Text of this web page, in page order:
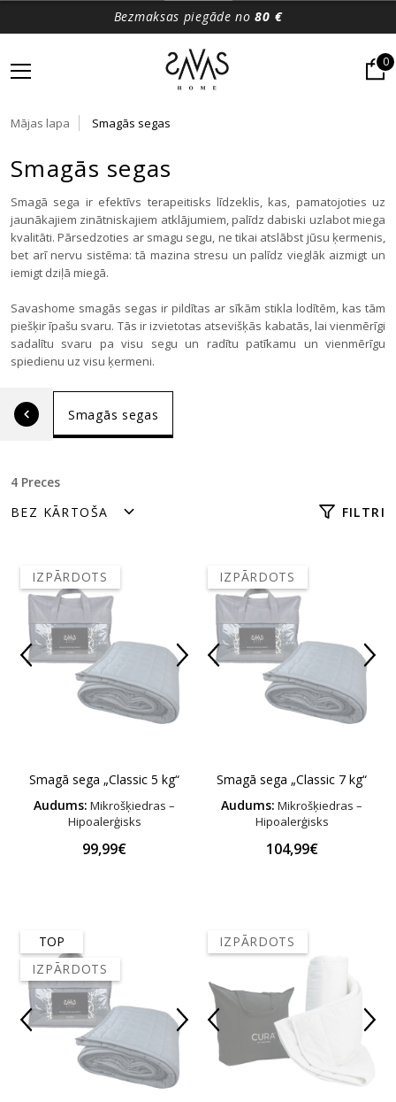
Bezmaksas piegāde no80 €
0
Mājas lapa Smagās segas
Smagās segas
Smagā sega ir efektīvs terapeitisks līdzeklis, kas, pamatojoties uz
jaunākajiem zinātniskajiem atklājumiem, palīdz dabiski uzlabot miega
kvalitāti. Pārsedzoties ar smagu segu, ne tikai atslābst jūsu ķermenis,
bet arī nervu sistēma: tā mazina stresu un palīdz vieglāk aizmigt un
iemigt dziļā miegā.
Savashome smagās segas ir pildītas ar sīkām stikla lodītēm, kas tām
piešķir īpašu svaru. Tās ir izvietotas atsevišķās kabatās, lai vienmērīgi
sadalītu svaru pa visu segu un radītu patīkamu un vienmērīgu
spiedienu uz visu ķermeni.
Smagās segas
4 Preces
FILTRI
IZPĀRDOTS
Smagā sega „Classic 5 kg“
Audums: Mikrošķiedras –
Hipoalerģisks
99,99€
IZPĀRDOTS
Smagā sega „Classic 7 kg“
Audums: Mikrošķiedras –
Hipoalerģisks
104,99€
TOP
IZPĀRDOTS
IZPĀRDOTS